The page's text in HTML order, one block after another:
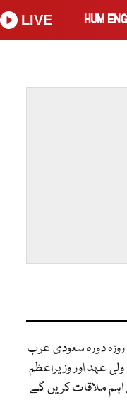
HUM
LIVE
دورہ سعودی عرب
عہد اور وزیراعظم
ملاقات کریں گے